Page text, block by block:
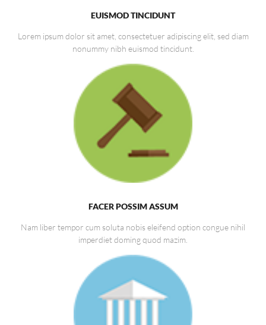
EUISMOD TINCIDUNT
Lorem ipsum dolor sit amet, consectetuer adipiscing elit, sed diam
nonummy nibh euismod tincidunt.
FACER POSSIM ASSUM
Nam liber tempor cum soluta nobis eleifend option congue nihil
imperdiet doming quod mazim.